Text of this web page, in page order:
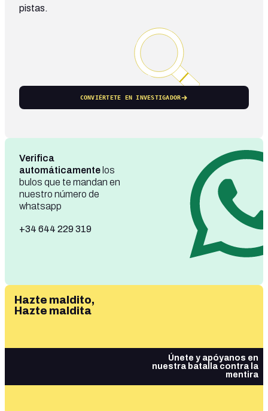
pistas.
CONVIÉRTETE EN INVESTIGADOR
Verifica
automáticamente los
bulos que te mandan en
nuestro número de
whatsapp
+34 644 229 319
Hazte maldito,
Hazte maldita
Únete y apóyanos en
nuestra batalla contra la
mentira